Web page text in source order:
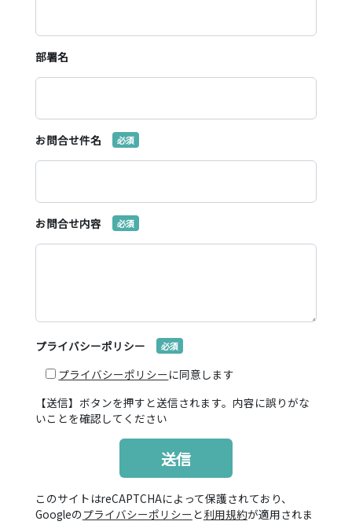
部署名
お問合せ件名
お問合せ内容
プライバシーポリシー
プライバシーポリシー に同意します
【送信】ボタンを押すと送信されます。内容に誤りがな
いことを確認してください
このサイトはreCAPTCHAによって保護されており、
Googleの プライバシーポリシー と利用規約が適用されま